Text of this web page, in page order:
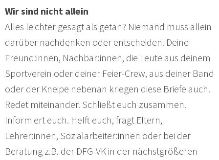
Wir sind nicht allein
Alles leichter gesagt als getan? Niemand muss allein
darüber nachdenken oder entscheiden. Deine
Freund:innen, Nachbar:innen, die Leute aus deinem
Sportverein oder deiner Feier-Crew, aus deiner Band
oder der Kneipe nebenan kriegen diese Briefe auch.
Redet miteinander. Schließt euch zusammen.
Informiert euch. Helft euch, fragt Eltern,
Lehrer:innen, Sozialarbeiter:innen oder bei der
Beratung z.B. der DFG-VK in der nächstgrößeren